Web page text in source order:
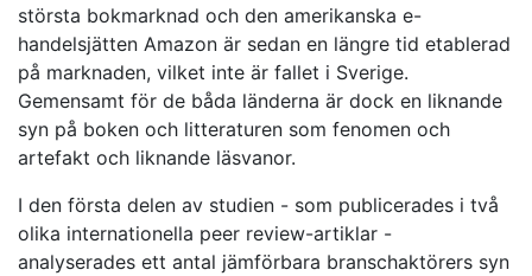
största bokmarknad och den amerikanska e-
handelsjätten Amazon är sedan en längre tid etablerad
på marknaden, vilket inte är fallet i Sverige.
Gemensamt för de båda länderna är dock en liknande
syn på boken och litteraturen som fenomen och
artefakt och liknande läsvanor.
I den första delen av studien - som publicerades i två
olika internationella peer review-artiklar -
analyserades ett antal jämförbara branschaktörers syn